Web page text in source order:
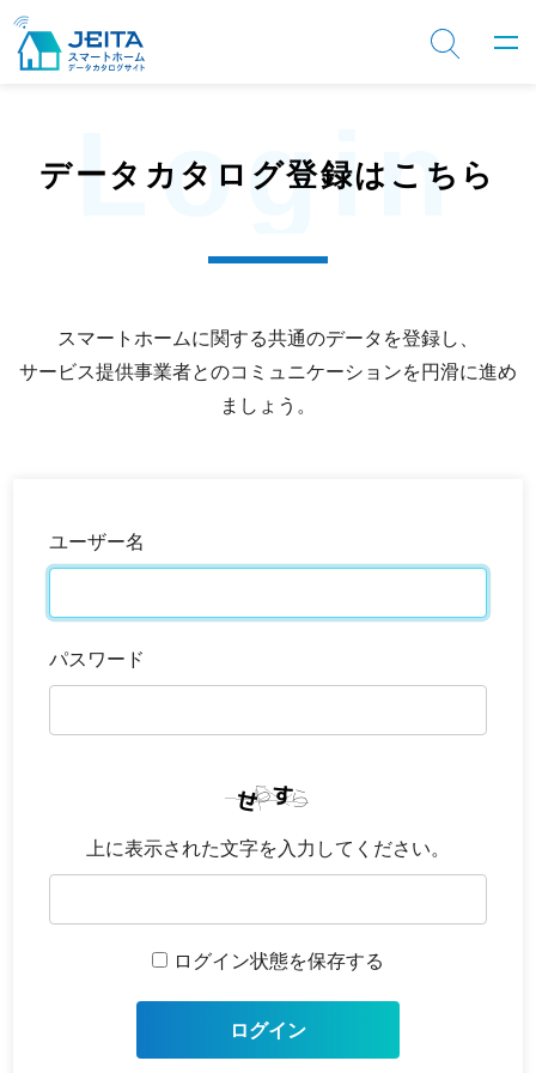
Login
データカタログ登録はこちら
スマートホームに関する共通のデータを登録し、
サービス提供事業者とのコミュニケーションを円滑に進め
ましょう。
ユーザー名
パスワード
上に表示された文字を入力してください。
ログイン状態を保存する